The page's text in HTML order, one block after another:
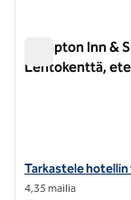
Hampton Inn &
Lentokenttä,
Katso hotellitiedot
Tarkastele
4,35 mailia